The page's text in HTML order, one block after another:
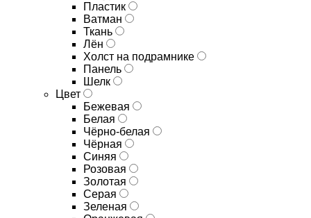
Пластик
Ватман
Ткань
Лён
Холст на подрамнике
Панель
Шелк
Цвет
Бежевая
Белая
Чёрно-белая
Чёрная
Синяя
Розовая
Золотая
Серая
Зеленая